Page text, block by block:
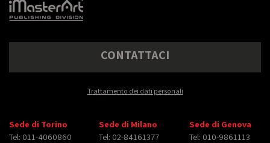
CONTATTACI
Trattamento dei dati personali
Sede di Torino
Tel: 011-4060860
Sede di Milano
Tel: 02-84161377
Sede di Genova
Tel: 010-9861113